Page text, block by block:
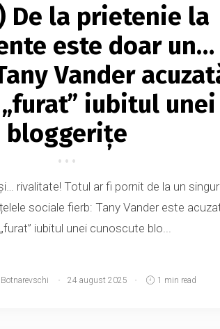
De la prietenie la
este doar un…
Vander
iubitul unei
bloggerițe
rivalitate! Totul ar fi pornit de la un singur
sociale fierb: Tany Vander este
iubitul unei cunoscute blo...
24 august 2025 1 min read